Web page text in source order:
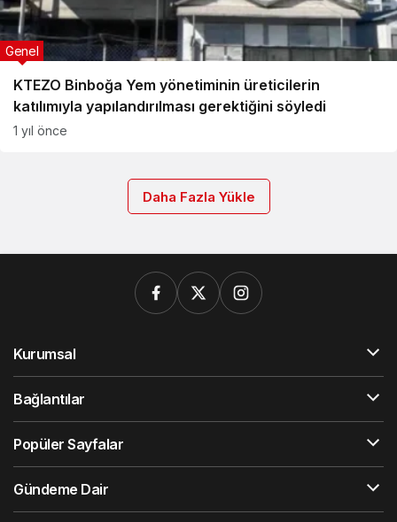
KTEZO Binboğa Yem yönetiminin üreticilerin
katılımıyla yapılandırılması gerektiğini söyledi
Genel
1 yıl önce
Daha Fazla Yükle
Kurumsal
Bağlantılar
Popüler Sayfalar
Gündeme Dair